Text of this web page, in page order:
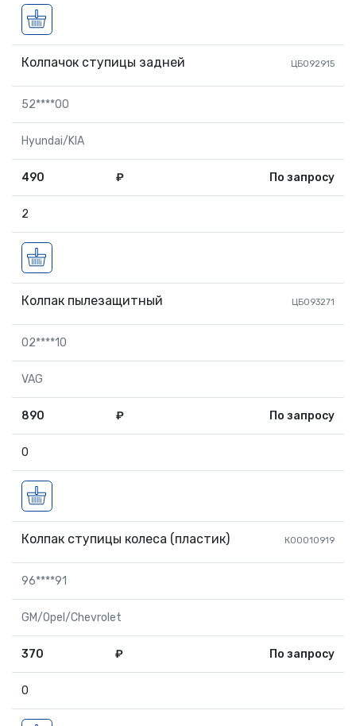
Колпачок ступицы задней ЦБ092915
52****00
Hyundai/KIA
490 ₽ По запросу
2
Колпак пылезащитный ЦБ093271
02****10
VAG
890 ₽ По запросу
0
Колпак ступицы колеса (пластик) К00010919
96****91
GM/Opel/Chevrolet
370 ₽ По запросу
0